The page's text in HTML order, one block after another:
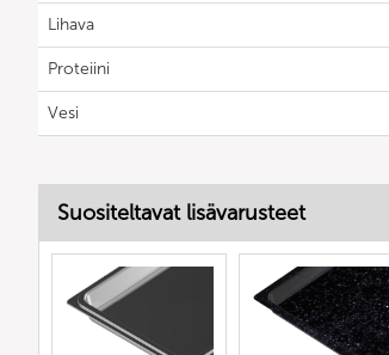
Lihava
Proteiini
Vesi
Suositeltavat lisävarusteet